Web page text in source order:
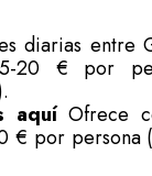
diarias entre
20 € por
aquíOfrece
€ por persona